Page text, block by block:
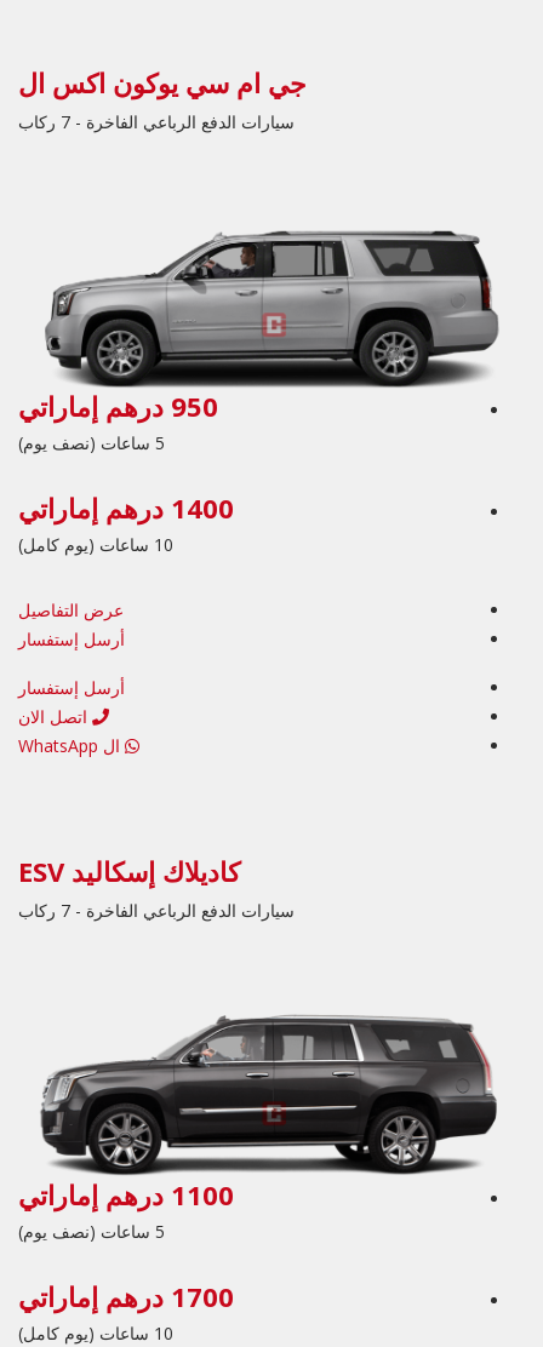
جي ام سي يوكون اكس ال
سيارات الدفع الرباعي الفاخرة - 7 ركاب
950 درهم إماراتي
5 ساعات (نصف يوم)
1400 درهم إماراتي
10 ساعات (يوم كامل)
عرض التفاصيل
أرسل إستفسار
أرسل إستفسار
اتصل الان
ال WhatsApp
كاديلاك إسكاليد ESV
سيارات الدفع الرباعي الفاخرة - 7 ركاب
1100 درهم إماراتي
5 ساعات (نصف يوم)
1700 درهم إماراتي
10 ساعات (يوم كامل)